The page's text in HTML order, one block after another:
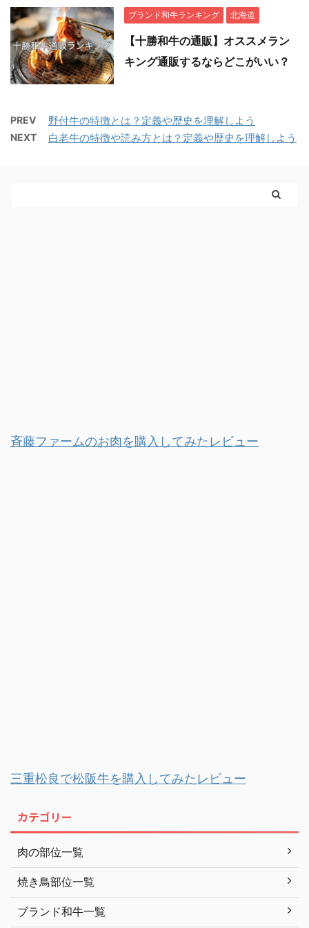
ブランド和牛ランキング 北海道
【十勝和牛の通販】オススメラン
キング通販するならどこがいい？
PREV 野付牛の特徴とは？定義や歴史を理解しよう
NEXT 白老牛の特徴や読み方とは？定義や歴史を理解しよう
斉藤ファームのお肉を購入してみたレビュー
焼き鳥部位一覧
ブランド和牛一覧
ブランド和牛ランキング
グラスフェッドビーフ